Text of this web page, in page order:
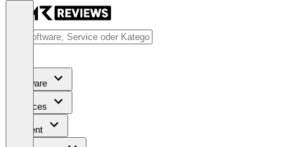
Software
Services
Content